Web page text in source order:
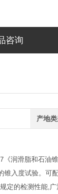
咨询
产地
润滑脂和石油
入度试验。
定的检测性能,